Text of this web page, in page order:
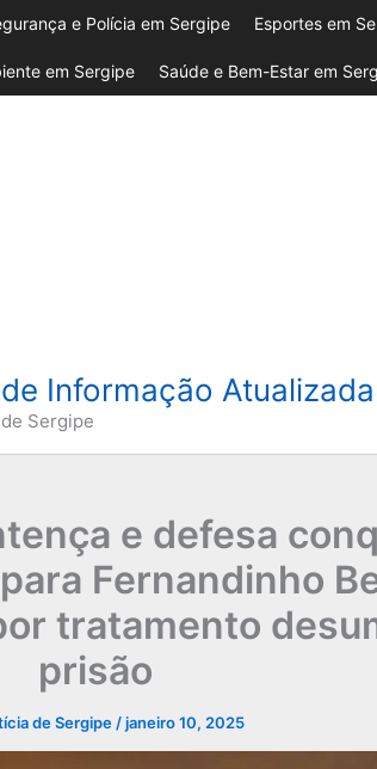
e Polícia em Sergipe Esportes em
em Sergipe Saúde e Bem-Estar em
Informação
Sergipe
e defesa
Fernandinho
tratamento
prisão
de Sergipe /janeiro 10, 2025